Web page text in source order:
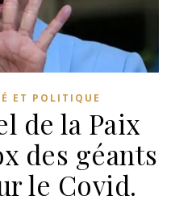
ET POLITIQUE
de la Paix
des géants
le Covid.